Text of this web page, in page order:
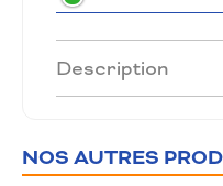
Description
NOS AUTRES